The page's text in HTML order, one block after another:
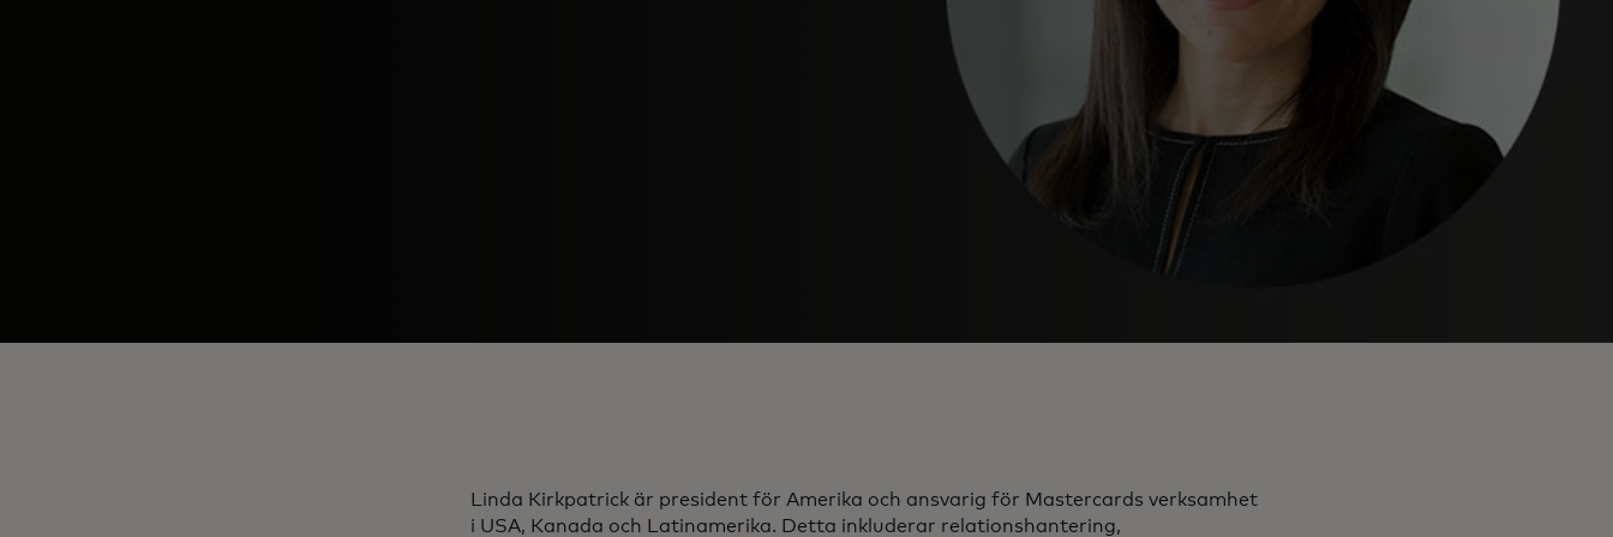
Linda Kirkpatrick är president för Amerika och ansvarig för Mastercards verksamhet
i USA, Kanada och Latinamerika. Detta inkluderar relationshantering,